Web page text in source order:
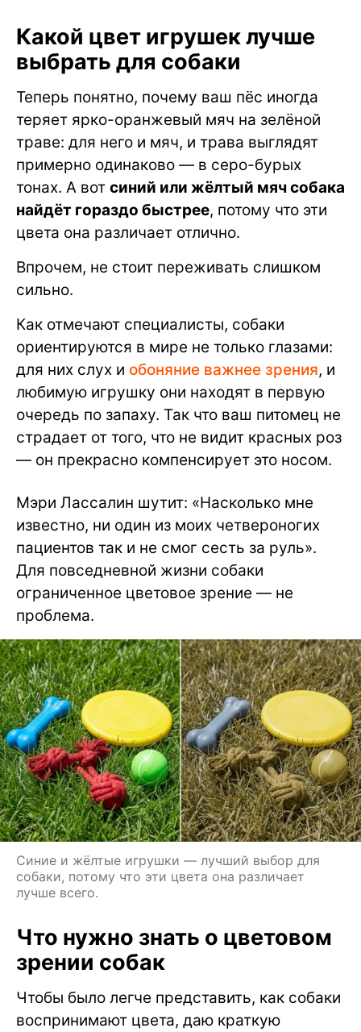
Какой цвет игрушек лучше
выбрать для собаки
Теперь понятно, почему ваш пёс иногда
теряет ярко-оранжевый мяч на зелёной
траве: для него и мяч, и трава выглядят
примерно одинаково — в серо-бурых
тонах. А вот синий или жёлтый мяч собака
найдёт гораздо быстрее, потому что эти
цвета она различает отлично.
Впрочем, не стоит переживать слишком
сильно.
Как отмечают специалисты, собаки
ориентируются в мире не только глазами:
для них слух и обоняние важнее зрения, и
любимую игрушку они находят в первую
очередь по запаху. Так что ваш питомец не
страдает от того, что не видит красных роз
— он прекрасно компенсирует это носом.
Мэри Лассалин шутит: «Насколько мне
известно, ни один из моих четвероногих
пациентов так и не смог сесть за руль».
Для повседневной жизни собаки
ограниченное цветовое зрение — не
проблема.
Синие и жёлтые игрушки — лучший выбор для
собаки, потому что эти цвета она различает
лучше всего.
Что нужно знать о цветовом
зрении собак
Чтобы было легче представить, как собаки
воспринимают цвета, даю краткую